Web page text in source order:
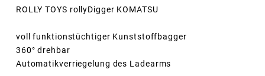
ROLLY TOYS rollyDigger KOMATSU
voll funktionstüchtiger Kunststoffbagger
360° drehbar
Automatikverriegelung des Ladearms